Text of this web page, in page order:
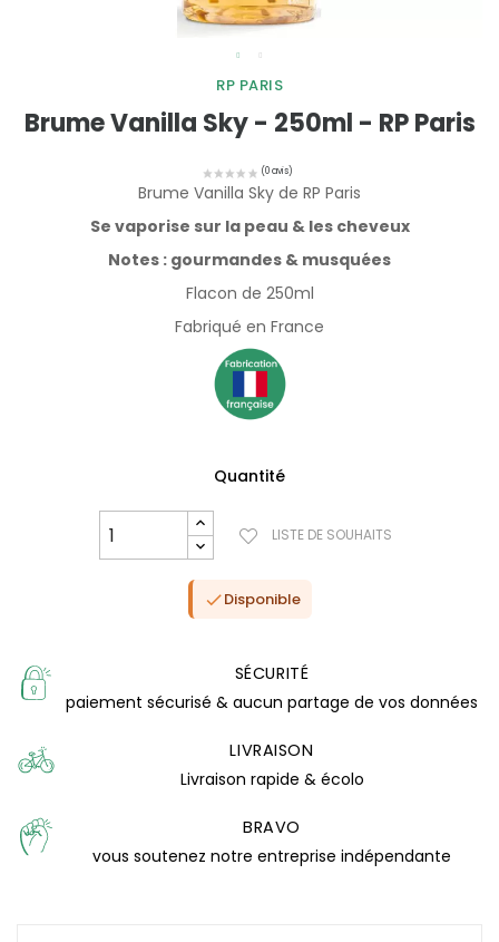
RP PARIS
Brume Vanilla Sky - 250ml - RP Paris
Brume Vanilla Sky de RP Paris
Se vaporise sur la peau & les cheveux
Notes : gourmandes & musquées
Flacon de 250ml
Fabriqué en France
Quantité
LISTE DE SOUHAITS
Disponible
SÉCURITÉ
paiement sécurisé & aucun partage de vos données
LIVRAISON
Livraison rapide & écolo
BRAVO
vous soutenez notre entreprise indépendante